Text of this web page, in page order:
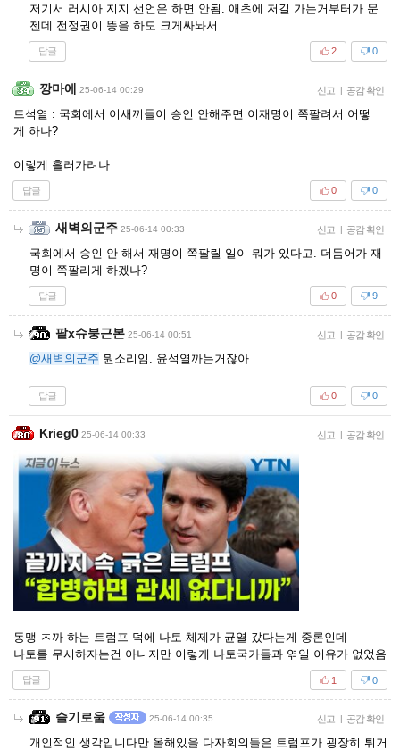
저기서 러시아 지지 선언은 하면 안됨. 애초에 저길 가는거부터가 문
젠데 전정권이 똥을 하도 크게싸놔서
답글 0
2
깡마에 25-06-14 00:29 신고 | 공감 확인
트석열 : 국회에서 이새끼들이 승인 안해주면 이재명이 쪽팔려서 어떻
게 하나?
이렇게 흘러가려나
답글 0
0
새벽의군주 25-06-14 00:33 신고 | 공감 확인
국회에서 승인 안 해서 재명이 쪽팔릴 일이 뭐가 있다고. 더듬어가 재
명이 쪽팔리게 하겠나?
답글 9
0
팥x슈붕근본 25-06-14 00:51 신고 | 공감 확인
@새벽의군주 뭔소리임. 윤석열까는거잖아
답글 0
0
Krieg0 25-06-14 00:33 신고 | 공감 확인
동맹 ㅈ까 하는 트럼프 덕에 나토 체제가 균열 갔다는게 중론인데
나토를 무시하자는건 아니지만 이렇게 나토국가들과 엮일 이유가 없었음
답글 0
1
슬기로움 25-06-14 00:35 신고 공감 확인
개인적인 생각입니다만 올해있을 다자회의들은 트럼프가 굉장히 튀거